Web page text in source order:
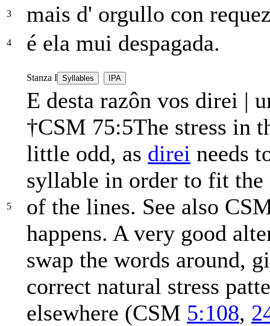
3 mais d' orgullo con
4 é ela mui despagada.
Stanza I Syllables IPA
5
E desta razôn vos direi |
†CSM 75:5The stress in
little odd, as direi needs
syllable in order to fit the
of the lines. See also
happens. A very good
swap the words around,
correct natural stress
elsewhere (CSM 5:108,